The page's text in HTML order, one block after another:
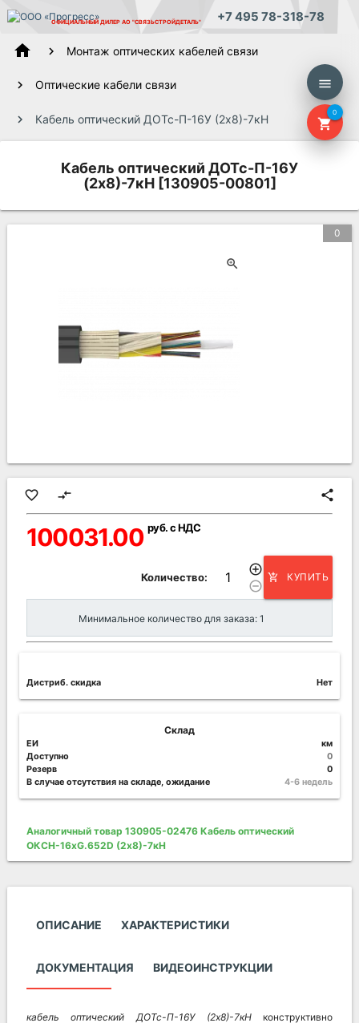
ОФИЦИАЛЬНЫЙ ДИЛЕР АО "СВЯЗЬСТРОЙДЕТАЛЬ" +7 495 78-318-78
menu
shopping_cart
0
home Монтаж оптических кабелей связи
Оптические кабели связи
Кабель оптический ДОТс-П-16У (2х8)-7кН
Кабель оптический ДОТс-П-16У
(2х8)-7кН [130905-00801]
0
favorite_border compare_arrows share
100031.00 руб. с НДС
Количество:
add_circle_outline
remove_circle_outline
add_shopping_cart КУПИТЬ
Минимальное количество для заказа: 1
Дистриб. скидка Нет
Склад
ЕИ
км
Доступно
0
Резерв
0
В случае отсутствия на складе, ожидание
4-6 недель
Аналогичный товар 130905-02476 Кабель оптический
ОКСН-16хG.652D (2х8)-7кН
ОПИСАНИЕ ХАРАКТЕРИСТИКИ
ДОКУМЕНТАЦИЯ ВИДЕОИНСТРУКЦИИ
кабель оптический ДОТс-П-16У (2х8)-7кНконструктивно